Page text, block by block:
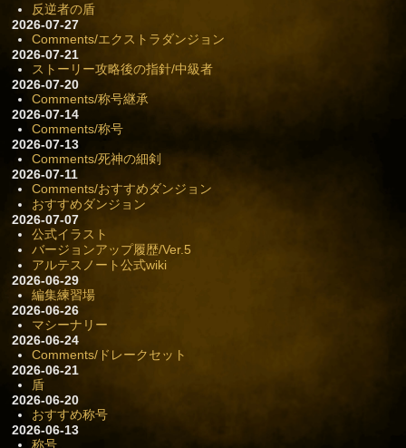
反逆者の盾
2026-07-27
Comments/エクストラダンジョン
2026-07-21
ストーリー攻略後の指針/中級者
2026-07-20
Comments/称号継承
2026-07-14
Comments/称号
2026-07-13
Comments/死神の細剣
2026-07-11
Comments/おすすめダンジョン
おすすめダンジョン
2026-07-07
公式イラスト
バージョンアップ履歴/Ver.5
アルテスノート公式wiki
2026-06-29
編集練習場
2026-06-26
マシーナリー
2026-06-24
Comments/ドレークセット
2026-06-21
盾
2026-06-20
おすすめ称号
2026-06-13
称号